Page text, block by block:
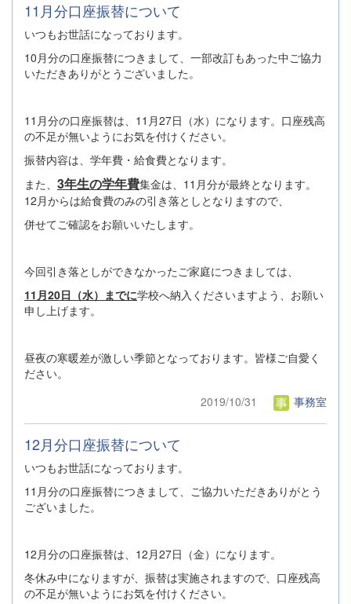
11月分口座振替について
いつもお世話になっております。
10月分の口座振替につきまして、一部改訂もあった中ご協力
いただきありがとうございました。
11月分の口座振替は、11月27日（水）になります。口座残高
の不足が無いようにお気を付けください。
振替内容は、学年費・給食費となります。
また、 3年生の学年費集金は、11月分が最終となります。
12月からは給食費のみの引き落としとなりますので、
併せてご確認をお願いいたします。
今回引き落としができなかったご家庭につきましては、
11月20日（水）までに学校へ納入くださいますよう、お願い
申し上げます。
昼夜の寒暖差が激しい季節となっております。皆様ご自愛く
ださい。
2019/10/31
事務室
12月分口座振替について
いつもお世話になっております。
11月分の口座振替につきまして、ご協力いただきありがとう
ございました。
12月分の口座振替は、12月27日（金）になります。
冬休み中になりますが、振替は実施されますので、口座残高
の不足が無いようにお気を付けください。